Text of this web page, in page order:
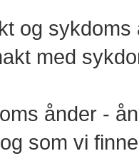
og
med
ånder -
som vi